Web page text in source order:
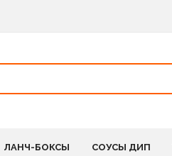
ЛАНЧ-БОКСЫ СОУСЫ ДИП